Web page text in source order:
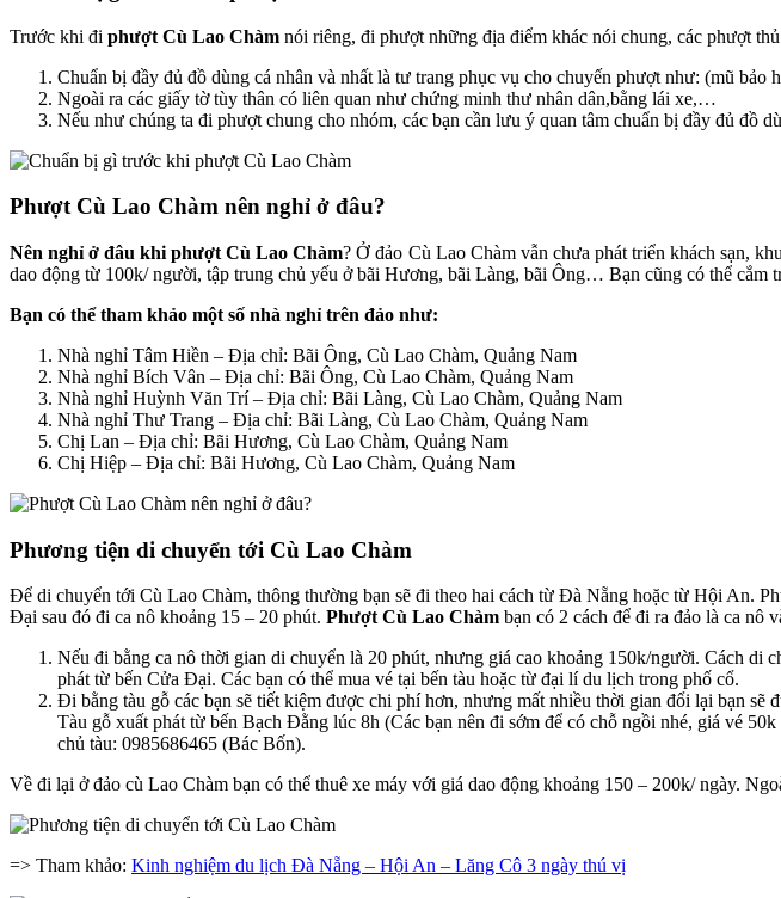
Trước khi đi phượt Cù Lao Chàm nói riêng, đi phượt những địa điểm khác nói chung, các phượt
Chuẩn bị đầy đủ đồ dùng cá nhân và nhất là tư trang phục vụ cho chuyến phượt như: (mũ
Ngoài ra các giấy tờ tùy thân có liên quan như chứng minh thư nhân dân,bằng lái xe,…
Nếu như chúng ta đi phượt chung cho nhóm, các bạn cần lưu ý quan tâm chuẩn bị đầy đủ
Phượt Cù Lao Chàm nên nghỉ ở đâu?
Nên nghỉ ở đâu khi phượt Cù Lao Chàm? Ở đảo Cù Lao Chàm vẫn chưa phát triển khách sạn,
dao động từ 100k/ người, tập trung chủ yếu ở bãi Hương, bãi Làng, bãi Ông… Bạn cũng có thể
Bạn có thể tham khảo một số nhà nghỉ trên đảo như:
Nhà nghỉ Tâm Hiền – Địa chỉ: Bãi Ông, Cù Lao Chàm, Quảng Nam
Nhà nghỉ Bích Vân – Địa chỉ: Bãi Ông, Cù Lao Chàm, Quảng Nam
Nhà nghỉ Huỳnh Văn Trí – Địa chỉ: Bãi Làng, Cù Lao Chàm, Quảng Nam
Nhà nghỉ Thư Trang – Địa chỉ: Bãi Làng, Cù Lao Chàm, Quảng Nam
Chị Lan – Địa chỉ: Bãi Hương, Cù Lao Chàm, Quảng Nam
Chị Hiệp – Địa chỉ: Bãi Hương, Cù Lao Chàm, Quảng Nam
Phương tiện di chuyển tới Cù Lao Chàm
Để di chuyển tới Cù Lao Chàm, thông thường bạn sẽ đi theo hai cách từ Đà Nẵng hoặc từ Hội An.
Đại sau đó đi ca nô khoảng 15 – 20 phút. Phượt Cù Lao Chàm bạn có 2 cách để đi ra đảo là ca nô
Nếu đi bằng ca nô thời gian di chuyển là 20 phút, nhưng giá cao khoảng 150k/người. Cách di
phát từ bến Cửa Đại. Các bạn có thể mua vé tại bến tàu hoặc từ đại lí du lịch trong phố cổ.
Đi bằng tàu gỗ các bạn sẽ tiết kiệm được chi phí hơn, nhưng mất nhiều thời gian đổi lại bạn
Tàu gỗ xuất phát từ bến Bạch Đằng lúc 8h (Các bạn nên đi sớm để có chỗ ngồi nhé, giá vé
chủ tàu: 0985686465 (Bác Bốn).
Về đi lại ở đảo cù Lao Chàm bạn có thể thuê xe máy với giá dao động khoảng 150 – 200k/ ngày.
=> Tham khảo: Kinh nghiệm du lịch Đà Nẵng – Hội An – Lăng Cô 3 ngày thú vị